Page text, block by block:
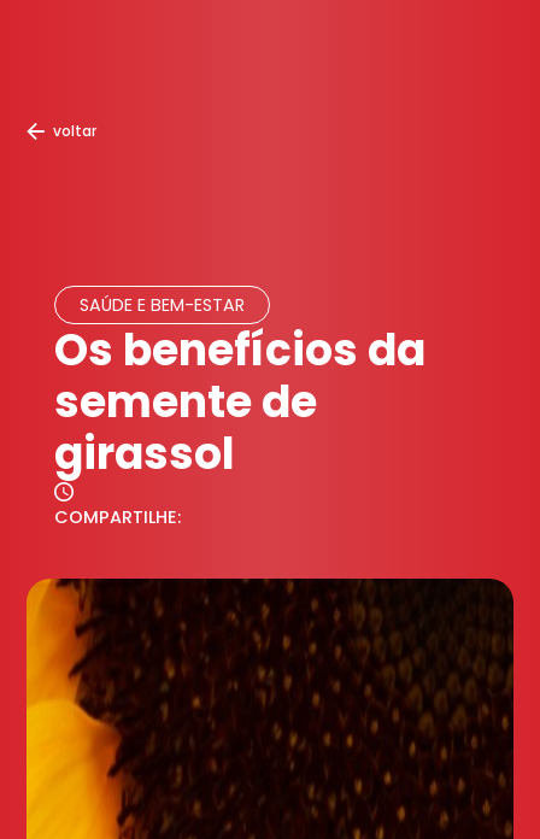
voltar
SAÚDE E BEM-ESTAR
Os benefícios da
semente de
girassol
COMPARTILHE: